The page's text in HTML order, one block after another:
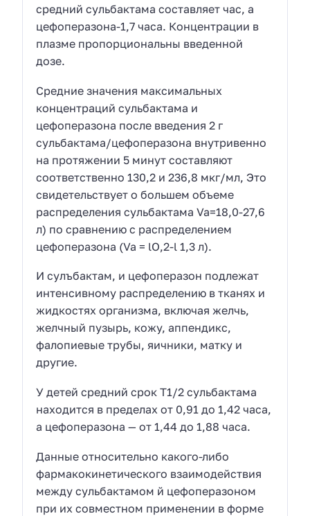
средний сульбактама составляет час, а
цефоперазона-1,7 часа. Концентрации в
плазме пропорциональны введенной
дозе.
Средние значения максимальных
концентраций сульбактама и
цефоперазона после введения 2 г
сульбактама/цефоперазона внутривенно
на протяжении 5 минут составляют
соответственно 130,2 и 236,8 мкг/мл, Это
свидетельствует о большем объеме
распределения сульбактама Va=18,0-27,6
л) по сравнению с распределением
цефоперазона (Va = lO,2-l 1,3 л).
И сулъбактам, и цефоперазон подлежат
интенсивному распределению в тканях и
жидкостях организма, включая желчь,
желчный пузырь, кожу, аппендикс,
фалопиевые трубы, яичники, матку и
другие.
У детей средний срок Т1/2 сульбактама
находится в пределах от 0,91 до 1,42 часа,
а цефоперазона — от 1,44 до 1,88 часа.
Данные относительно какого-либо
фармакокинетического взаимодействия
между сульбактамом й цефоперазоном
при их совместном применении в форме